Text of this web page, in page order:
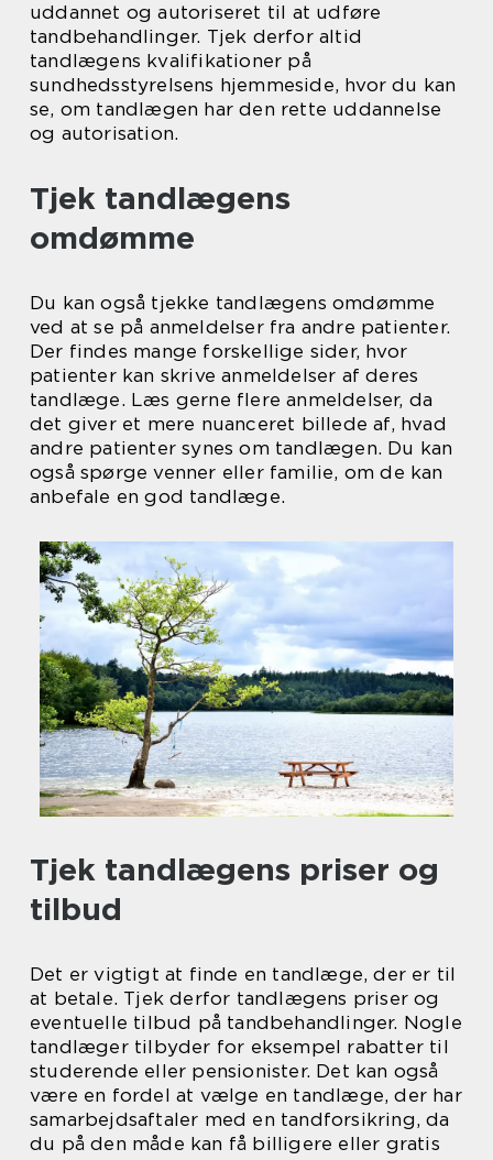
uddannet og autoriseret til at udføre
tandbehandlinger. Tjek derfor altid
tandlægens kvalifikationer på
sundhedsstyrelsens hjemmeside, hvor du kan
se, om tandlægen har den rette uddannelse
og autorisation.
Tjek tandlægens
omdømme
Du kan også tjekke tandlægens omdømme
ved at se på anmeldelser fra andre patienter.
Der findes mange forskellige sider, hvor
patienter kan skrive anmeldelser af deres
tandlæge. Læs gerne flere anmeldelser, da
det giver et mere nuanceret billede af, hvad
andre patienter synes om tandlægen. Du kan
også spørge venner eller familie, om de kan
anbefale en god tandlæge.
Tjek tandlægens priser og
tilbud
Det er vigtigt at finde en tandlæge, der er til
at betale. Tjek derfor tandlægens priser og
eventuelle tilbud på tandbehandlinger. Nogle
tandlæger tilbyder for eksempel rabatter til
studerende eller pensionister. Det kan også
være en fordel at vælge en tandlæge, der har
samarbejdsaftaler med en tandforsikring, da
du på den måde kan få billigere eller gratis